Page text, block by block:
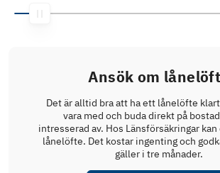
Ansök om
Det är alltid bra att ha ett lånelöfte klart
vara med och buda direkt på
intresserad av. Hos Länsförsäkringar kan
lånelöfte. Det kostar ingenting och
gäller i tre månader.